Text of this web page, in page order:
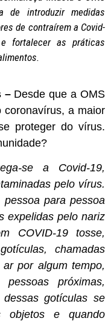
de introduzir medidas
de contraírem a Covid-
fortalecer as práticas
– Desde que a OMS
coronavírus, a maior
proteger do vírus.
se a Covid-19,
pelo vírus.
para pessoa
expelidas pelo nariz
COVID-19 tosse,
chamadas
por algum tempo,
pessoas próximas,
gotículas se
objetos e quando